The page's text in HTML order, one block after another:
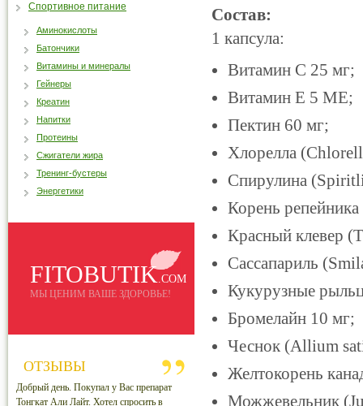
Состав:
1 капсула:
Витамин С 25 мг;
Витамин Е 5 ME;
Пектин 60 мг;
Хлорелла
Спирулина
Корень
Красный клевер
Сассапариль
Кукурузные
Бромелайн 10 мг;
Чеснок (Allium
Желтокорень
Можжевельник
Спортивное питание
Аминокислоты
Батончики
Витамины и минералы
Гейнеры
Креатин
Напитки
Протеины
Сжигатели жира
Тренинг-бустеры
Энергетики
FITOBUTIK.COM
МЫ ЦЕНИМ ВАШЕ ЗДОРОВЬЕ!
ОТЗЫВЫ
Добрый день. Покупал у Вас препарат
Тонгкат Али Лайт. Хотел спросить в